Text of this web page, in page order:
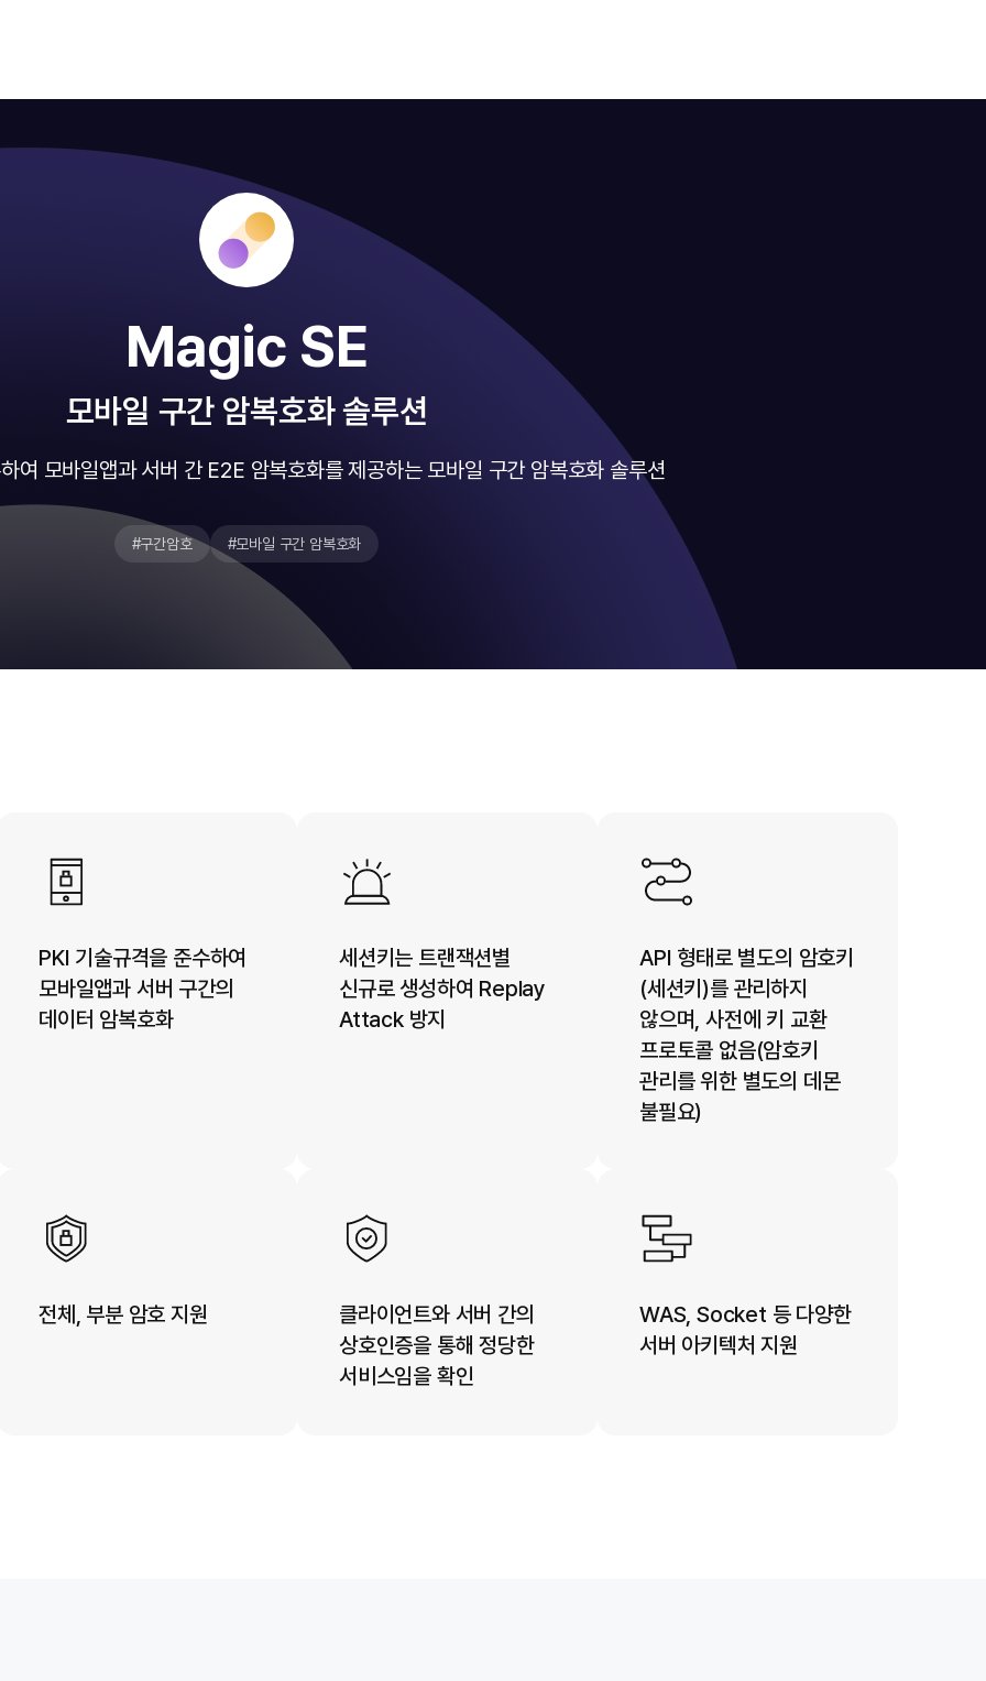
Magic SE​
모바일 구간 암복호화 솔루션
여 모바일앱과 서버 간 E2E 암복호화를 제공하는 모바일 구간 암복호화 솔루션
#구간암호 #모바일 구간 암복호화
PKI 기술규격을 준수하여
모바일앱과 서버 구간의
데이터 암복호화
세션키는 트랜잭션별
신규로 생성하여 Replay
Attack 방지
API 형태로 별도의 암호키
(세션키)를 관리하지
않으며, 사전에 키 교환
프로토콜 없음(암호키
관리를 위한 별도의 데몬
불필요)​
전체, 부분 암호 지원
클라이언트와 서버 간의
상호인증을 통해 정당한
서비스임을 확인
WAS, Socket 등 다양한
서버 아키텍처 지원